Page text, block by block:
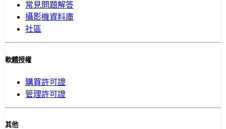
常見問題解答
攝影機資料庫
社區
軟體授權
購買許可證
管理許可證
其他